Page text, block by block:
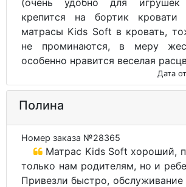
крепится на бортик кровати
матрасы Kids Soft в кровать,
не проминаются, в меру
особенно нравится веселая
Дата
Полина
Номер заказа №28365
Матрас Kids Soft хороший,
только нам родителям, но и
Привезли быстро, обслуживание